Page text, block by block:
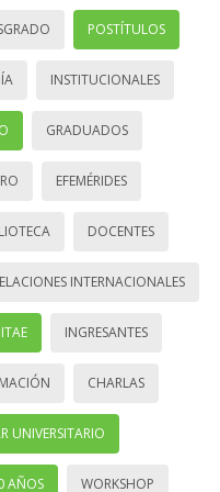
POSTÍTULOS
INSTITUCIONALES
GRADUADOS
EFEMÉRIDES
DOCENTES
INTERNACIONALES
IITAE INGRESANTES
CHARLAS
UNIVERSITARIO
AÑOS WORKSHOP